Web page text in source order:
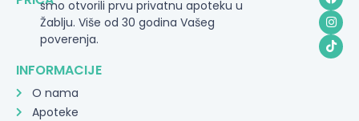
smo otvorili prvu privatnu apoteku u
Žablju. Više od 30 godina Vašeg
poverenja.
INFORMACIJE
O nama
Apoteke